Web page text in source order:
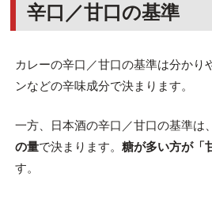
辛口／甘口の基準
カレーの辛口／甘口の基準は分かり
ンなどの辛味成分で決まります。
一方、日本酒の辛口／甘口の基準は
の量で決まります。 糖が多い方が「
す。